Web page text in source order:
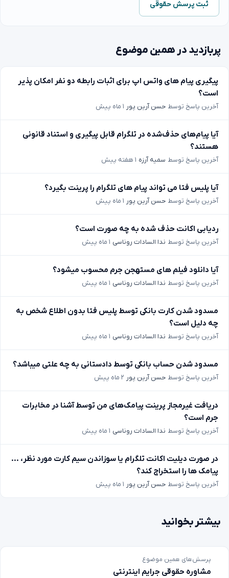
ثبت پرسش حقوقی
پربازدید در همین موضوع
پیگیری پیام های واتس اپ برای اثبات رابطه دو نفر امکان پذیر
است؟
آخرین پاسخ توسط حسن آرین پور ۱ ماه پیش
آیا پیام‌های حذف‌شده در تلگرام قابل پیگیری و استناد قانونی
هستند؟
آخرین پاسخ توسط سمیه آرزه ۱ هفته پیش
آیا پلیس فتا می تواند پیام های تلگرام را پرینت بگیرد؟
آخرین پاسخ توسط حسن آرین پور ۱ ماه پیش
ردیابی اکانت حذف شده به چه صورت است؟
آخرین پاسخ توسط ندا السادات روناسی ۱ ماه پیش
آیا دانلود فیلم های مستهجن جرم محسوب میشود؟
آخرین پاسخ توسط ندا السادات روناسی ۱ ماه پیش
مسدود شدن کارت بانکی توسط پلیس فتا بدون اطلاع شخص به
چه دلیل است؟
آخرین پاسخ توسط ندا السادات روناسی ۱ ماه پیش
مسدود شدن حساب بانکی توسط دادستانی به چه علتی میباشد؟
آخرین پاسخ توسط حسن آرین پور ۲ ماه پیش
دریافت غیرمجاز پرینت پیامک‌های من توسط آشنا در مخابرات
جرم است؟
آخرین پاسخ توسط ندا السادات روناسی ۱ ماه پیش
در صورت دیلیت اکانت تلگرام یا سوزاندن سیم کارت مورد نظر، ...
پیامک ها را استخراج کند؟
آخرین پاسخ توسط حسن آرین پور ۱ ماه پیش
بیشتر بخوانید
پرسش‌های همین موضوع
مشاوره حقوقی جرایم اینترنتی